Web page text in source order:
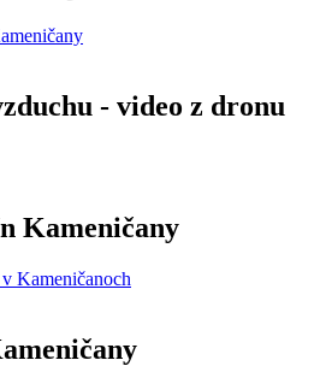
- video z dronu
Kameničany
Kameničanoch